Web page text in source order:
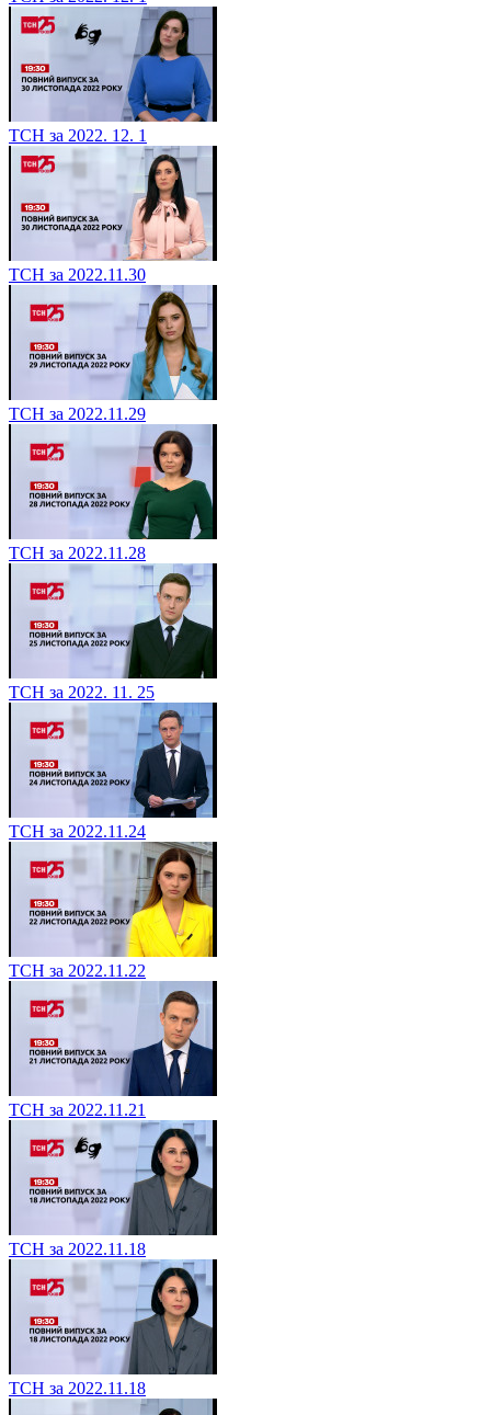
ТСН за 2022. 12. 1
ТСН за 2022.11.30
ТСН за 2022.11.29
ТСН за 2022.11.28
ТСН за 2022. 11. 25
ТСН за 2022.11.24
ТСН за 2022.11.22
ТСН за 2022.11.21
ТСН за 2022.11.18
ТСН за 2022.11.18